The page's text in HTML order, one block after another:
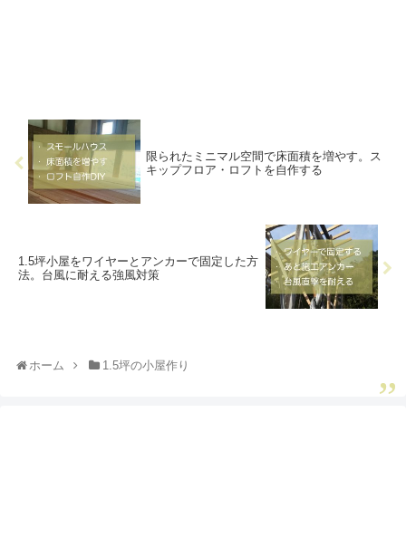
限られたミニマル空間で床面積を増やす。ス
キップフロア・ロフトを自作する
1.5坪小屋をワイヤーとアンカーで固定した方
法。台風に耐える強風対策
ホーム 1.5坪の小屋作り